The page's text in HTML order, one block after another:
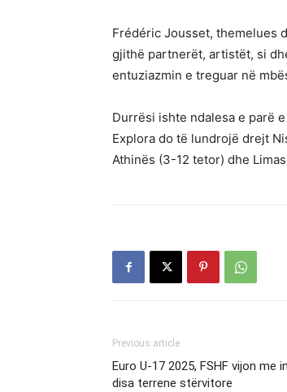
Frédéric Jousset, themelues
gjithë partnerët, artistët, si
entuziazmin e treguar në
Durrësi ishte ndalesa e parë
Explora do të lundrojë drejt
Athinës (3-12 tetor) dhe
Previous article
Euro U-17 2025, FSHF vijon me
disa terrene stërvitore